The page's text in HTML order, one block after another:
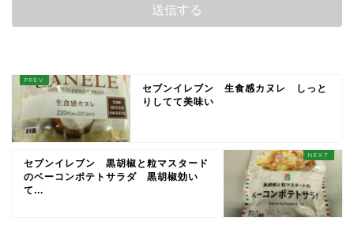
セブンイレブン 生食感カヌレ しっと
りしてて美味い
セブンイレブン 黒胡椒と粒マスタード
のベーコンポテトサラダ 黒胡椒効い
て...